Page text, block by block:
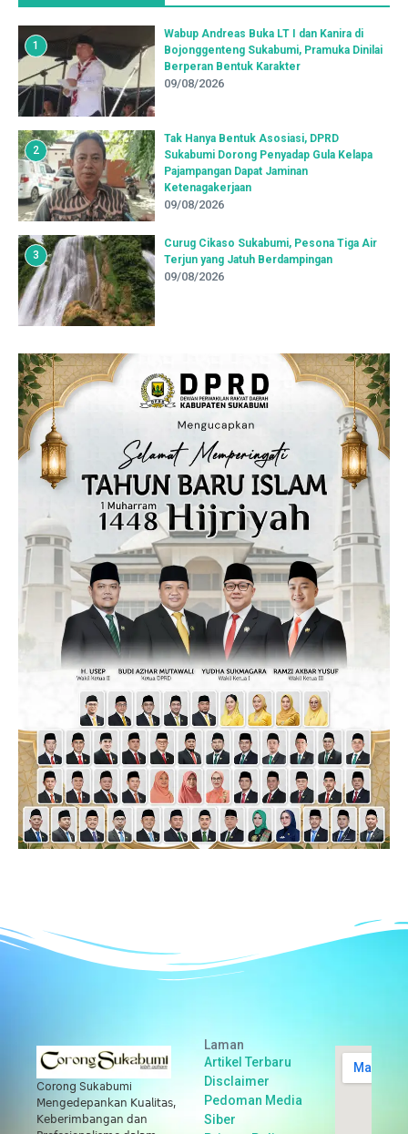
1
Wabup Andreas Buka LT I dan Kanira di
Bojonggenteng Sukabumi, Pramuka Dinilai
Berperan Bentuk Karakter
09/08/2026
2
Tak Hanya Bentuk Asosiasi, DPRD
Sukabumi Dorong Penyadap Gula Kelapa
Pajampangan Dapat Jaminan
Ketenagakerjaan
09/08/2026
3
Curug Cikaso Sukabumi, Pesona Tiga Air
Terjun yang Jatuh Berdampingan
09/08/2026
Corong Sukabumi
𝖬𝖾𝗇𝗀𝖾𝖽𝖾𝗉𝖺𝗇𝗄𝖺𝗇 𝖪𝗎𝖺𝗅𝗂𝗍𝖺𝗌,
𝖪𝖾𝖻𝖾𝗋𝗂𝗆𝖻𝖺𝗇𝗀𝖺𝗇 𝖽𝖺𝗇
Laman
Artikel Terbaru
Disclaimer
Pedoman Media
Siber